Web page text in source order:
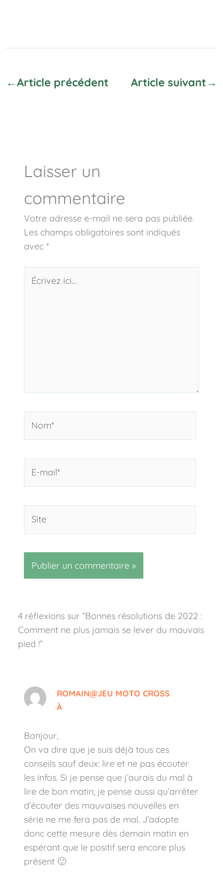
←Article précédent Article suivant→
Laisser un
commentaire
Votre adresse e-mail ne sera pas publiée.
Les champs obligatoires sont indiqués
avec*
ici…
mail*
4 réflexions sur “Bonnes résolutions de 2022 :
Comment ne plus jamais se lever du mauvais
pied !”
ROMAIN@JEU MOTO CROSS
À
Bonjour,
On va dire que je suis déjà tous ces
conseils sauf deux: lire et ne pas écouter
les infos. Si je pense que j’aurais du mal à
lire de bon matin, je pense aussi qu’arrêter
d’écouter des mauvaises nouvelles en
série ne me fera pas de mal. J’adopte
donc cette mesure dès demain matin en
espérant que le positif sera encore plus
présent 🙂